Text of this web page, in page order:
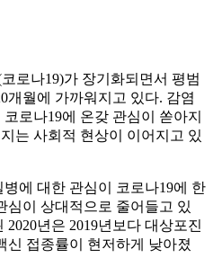
로나19)가 장기화되면서 평범
개월에 가까워지고 있다. 감염
로나19에 온갖 관심이 쏟아지
는 사회적 현상이 이어지고 있
에 대한 관심이 코로나19에 한
심이 상대적으로 줄어들고 있
년은 2019년보다 대상포진
신 접종률이 현저하게 낮아졌